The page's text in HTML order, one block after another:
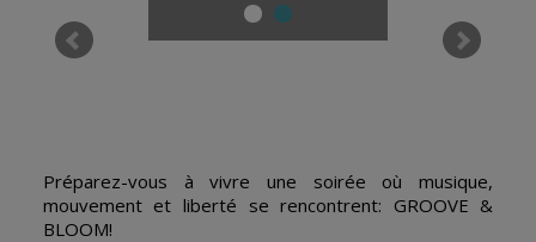
Préparez-vous à vivre une soirée où musique,
mouvement et liberté se rencontrent: GROOVE &
BLOOM!